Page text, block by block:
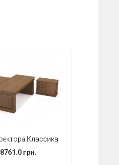
Классика
грн.